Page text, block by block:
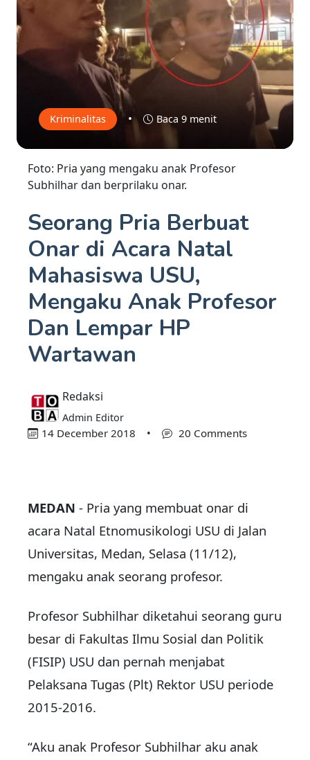
Kriminalitas • Baca 9 menit
Foto: Pria yang mengaku anak Profesor
Subhilhar dan berprilaku onar.
Seorang Pria Berbuat
Onar di Acara Natal
Mahasiswa USU,
Mengaku Anak Profesor
Dan Lempar HP
Wartawan
Redaksi
Admin Editor
14 December 2018 • 20 Comments
MEDAN - Pria yang membuat onar di
acara Natal Etnomusikologi USU di Jalan
Universitas, Medan, Selasa (11/12),
mengaku anak seorang profesor.
Profesor Subhilhar diketahui seorang guru
besar di Fakultas Ilmu Sosial dan Politik
(FISIP) USU dan pernah menjabat
Pelaksana Tugas (Plt) Rektor USU periode
2015-2016.
“Aku anak Profesor Subhilhar aku anak